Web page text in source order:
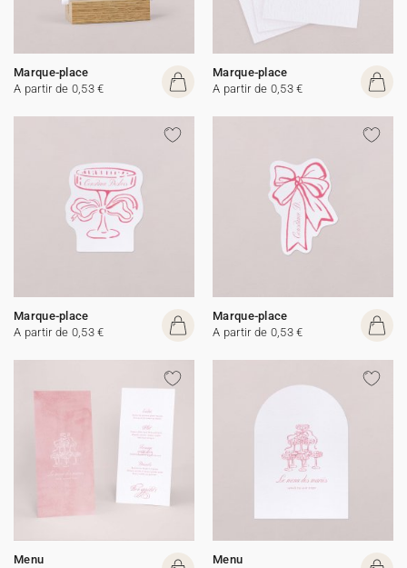
Marque-place
A partir de 0,53 €
Marque-place
A partir de 0,53 €
Marque-place
A partir de 0,53 €
Marque-place
A partir de 0,53 €
Menu
Menu